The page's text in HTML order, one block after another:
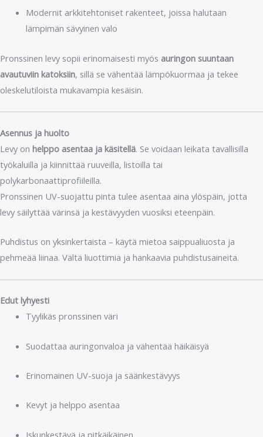
Modernit arkkitehtoniset rakenteet, joissa halutaan
lämpimän sävyinen valo
Pronssinen levy sopii erinomaisesti myös auringon suuntaan
avautuviin katoksiin, sillä se vähentää lämpökuormaa ja tekee
oleskelutiloista mukavampia kesäisin.
Asennus ja huolto
Levy on helppo asentaa ja käsitellä. Se voidaan leikata tavallisilla
työkaluilla ja kiinnittää ruuveilla, listoilla tai
polykarbonaattiprofiileilla.
Pronssinen UV-suojattu pinta tulee asentaa aina ylöspäin, jotta
levy säilyttää värinsä ja kestävyyden vuosiksi eteenpäin.
Puhdistus on yksinkertaista – käytä mietoa saippualiuosta ja
pehmeää liinaa. Vältä liuottimia ja hankaavia puhdistusaineita.
Edut lyhyesti
Tyylikäs pronssinen väri
Suodattaa auringonvaloa ja vähentää häikäisyä
Erinomainen UV-suoja ja säänkestävyys
Kevyt ja helppo asentaa
Iskunkestävä ja pitkäikäinen